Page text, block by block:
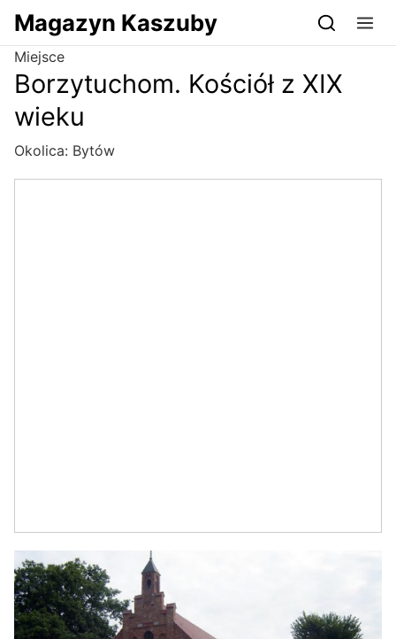
Przejdź do serwisu magazynkaszuby.pl
Magazyn Kaszuby
Miejsce
Borzytuchom. Kościół z XIX
wieku
Okolica: Bytów